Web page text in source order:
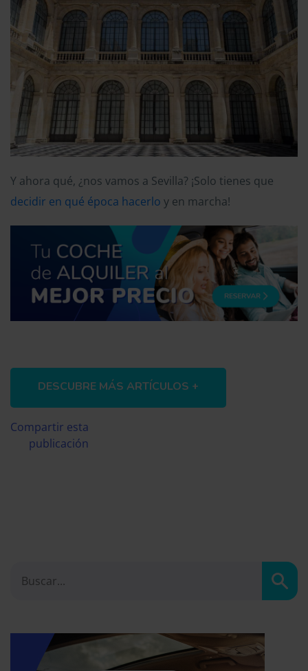
Y ahora qué, ¿nos vamos a Sevilla? ¡Solo tienes que
decidir en qué época hacerlo y en marcha!
DESCUBRE MÁS ARTÍCULOS +
Compartir esta
publicación